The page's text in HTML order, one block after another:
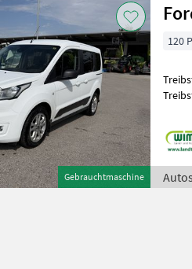
Gebrauchtmaschine
120